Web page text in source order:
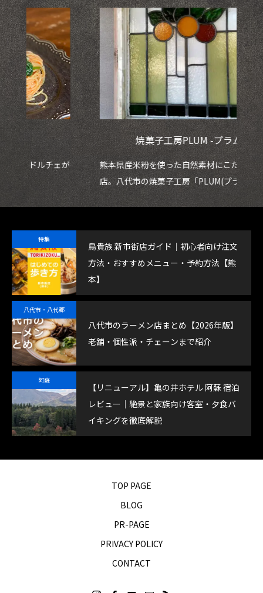
焼菓子工房PLUM -プラム-
熊本県産米粉を使った自然素材にこだわる焼菓子
店。八代市の焼菓子工房「PLUM(プラム)」
魚
特集
鳥貴族 新市街店ガイド｜初心者向け注文
方法・おすすめメニュー・予約方法【熊
本】
八代市・八代郡
八代市のラーメン店まとめ【2026年版】
老舗・個性派・チェーンまで紹介
阿蘇
【リニューアル】亀の井ホテル 阿蘇 宿泊
レビュー｜絶景と家族向け客室・夕食バ
イキングを徹底解説
TOP PAGE
BLOG
PR-PAGE
PRIVACY POLICY
CONTACT